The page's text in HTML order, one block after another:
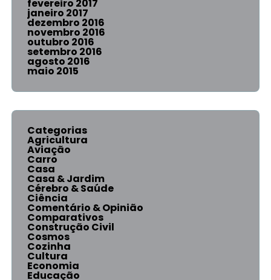
fevereiro 2017
janeiro 2017
dezembro 2016
novembro 2016
outubro 2016
setembro 2016
agosto 2016
maio 2015
Categorias
Agricultura
Aviação
Carro
Casa
Casa & Jardim
Cérebro & Saúde
Ciência
Comentário & Opinião
Comparativos
Construção Civil
Cosmos
Cozinha
Cultura
Economia
Educação